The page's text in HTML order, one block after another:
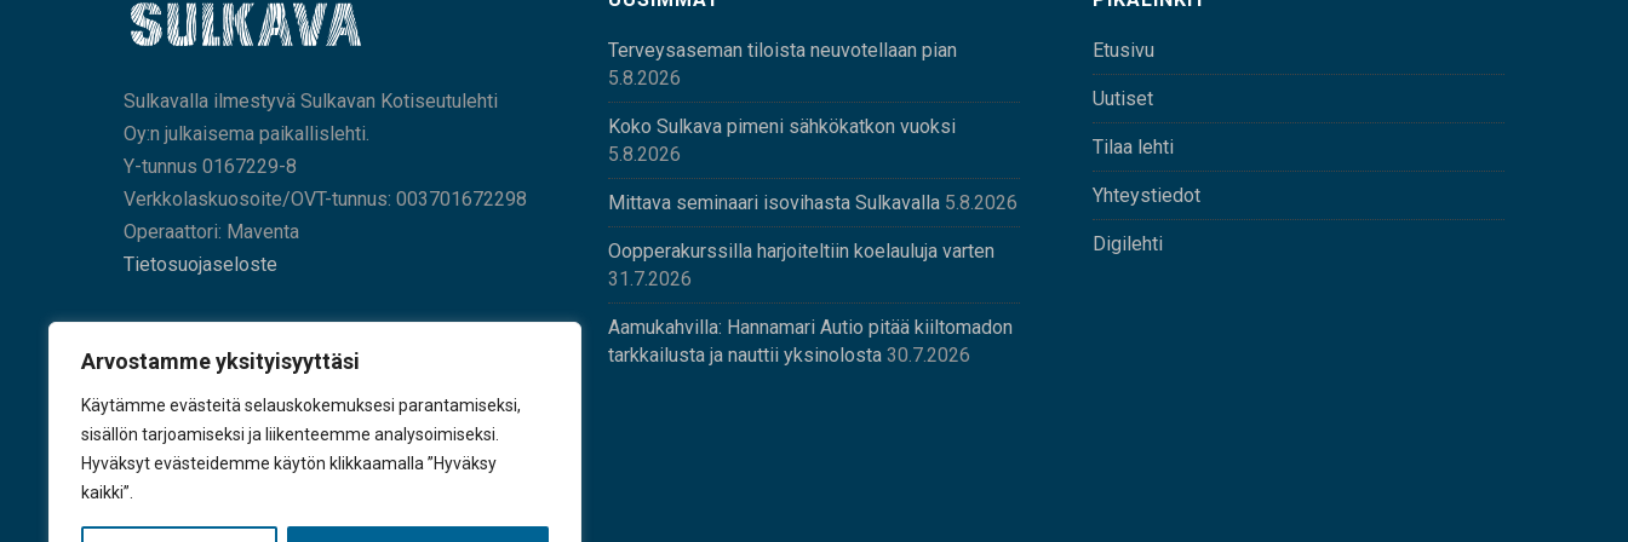
Arvostamme yksityisyyttäsi
Käytämme evästeitä selauskokemuksesi parantamiseksi,
sisällön tarjoamiseksi ja liikenteemme analysoimiseksi.
Hyväksyt evästeidemme käytön klikkaamalla ”Hyväksy
kaikki”.
Sulkavalla ilmestyvä Sulkavan Kotiseutulehti
Oy:n julkaisema paikallislehti.
Y-tunnus 0167229-8
Verkkolaskuosoite/OVT-tunnus: 003701672298
Operaattori: Maventa
Tietosuojaseloste
KÄY TYKKÄÄMÄSSÄ
Terveysaseman tiloista neuvotellaan pian
5.8.2026
Koko Sulkava pimeni sähkökatkon vuoksi
5.8.2026
Mittava seminaari isovihasta Sulkavalla 5.8.2026
Oopperakurssilla harjoiteltiin koelauluja varten
31.7.2026
Aamukahvilla: Hannamari Autio pitää kiiltomadon
tarkkailusta ja nauttii yksinolosta 30.7.2026
Etusivu
Uutiset
Tilaa lehti
Yhteystiedot
Digilehti